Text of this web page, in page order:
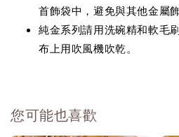
首飾袋中，避免與其他金屬
純金系列請用洗碗精和軟毛
布上用吹風機吹乾。
您可能也喜歡